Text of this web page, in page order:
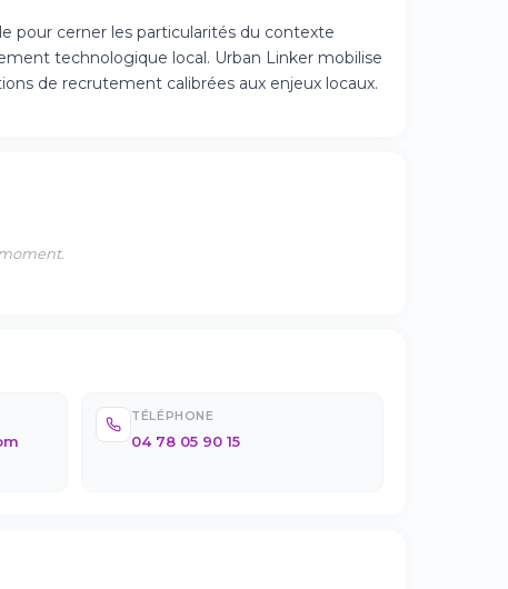
pour cerner les particularités du contexte
technologique local. Urban Linker mobilise
de recrutement calibrées aux enjeux locaux.
TÉLÉPHONE
04 78 05 90 15